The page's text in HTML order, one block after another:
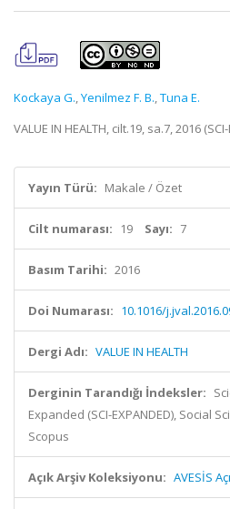
Kockaya G.,Yenilmez F. B.,Tuna E.
VALUE IN HEALTH, cilt.19, sa.7, 2016
Yayın Türü: Makale / Özet
Cilt numarası: 19 Sayı: 7
Basım Tarihi: 2016
Doi Numarası: 10.1016/
Dergi Adı: VALUE IN HEALTH
Derginin Tarandığı İndeksler:
Expanded (SCI-EXPANDED), Social
Scopus
Açık Arşiv Koleksiyonu: AVESİS